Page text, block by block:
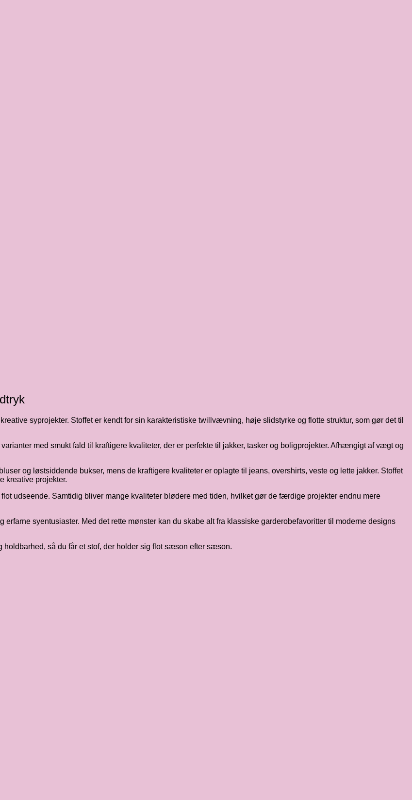
syprojekter. Stoffet er kendt for sin karakteristiske twillvævning, høje slidstyrke og flotte struktur, som gør det til
med smukt fald til kraftigere kvaliteter, der er perfekte til jakker, tasker og boligprojekter. Afhængigt af vægt og
og løstsiddende bukser, mens de kraftigere kvaliteter er oplagte til jeans, overshirts, veste og lette jakker. Stoffet
kreative projekter.
udseende. Samtidig bliver mange kvaliteter blødere med tiden, hvilket gør de færdige projekter endnu mere
syentusiaster. Med det rette mønster kan du skabe alt fra klassiske garderobefavoritter til moderne designs
så du får et stof, der holder sig flot sæson efter sæson.